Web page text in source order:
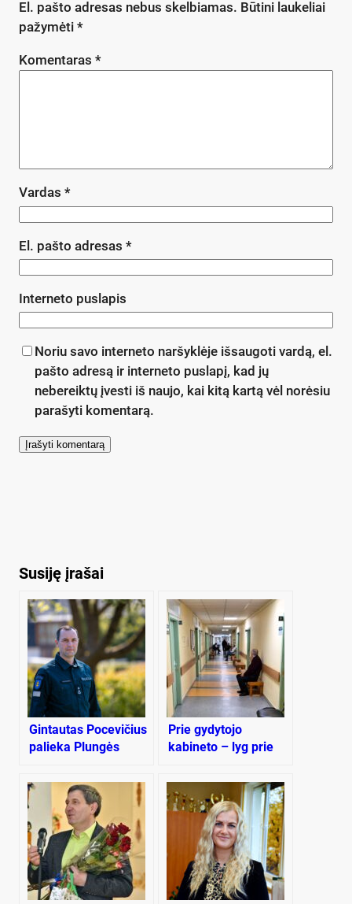
El. pašto adresas nebus skelbiamas. Būtini laukeliai
pažymėti *
Komentaras *
Vardas *
El. pašto adresas *
Interneto puslapis
Noriu savo interneto naršyklėje išsaugoti vardą, el.
pašto adresą ir interneto puslapį, kad jų
nebereiktų įvesti iš naujo, kai kitą kartą vėl norėsiu
parašyti komentarą.
Susiję įrašai
Gintautas Pocevičius
palieka Plungės
komisariatą
Prie gydytojo
kabineto – lyg prie